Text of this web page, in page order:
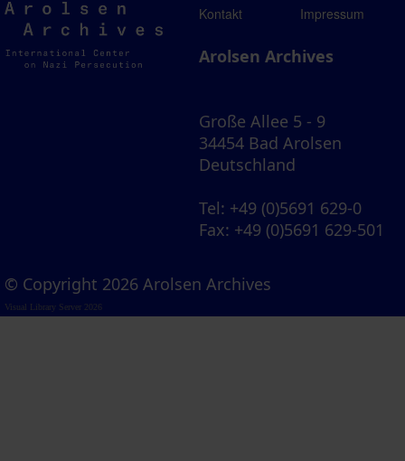
Arolsen
Archives
Kontakt Impressum
Arolsen Archives
Große Allee 5 - 9
34454 Bad Arolsen
Deutschland
Tel: +49 (0)5691 629-0
Fax: +49 (0)5691 629-501
© Copyright 2026 Arolsen Archives
Visual Library Server 2026